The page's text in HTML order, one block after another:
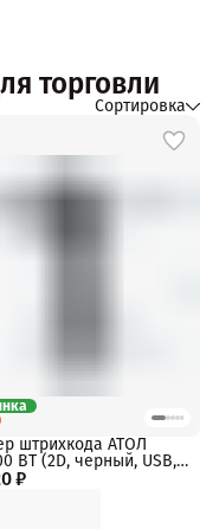
торговли
Сортировка
₽
штрихкода АТОЛ
BT (2D, черный, USB,
5.0, IP42, c